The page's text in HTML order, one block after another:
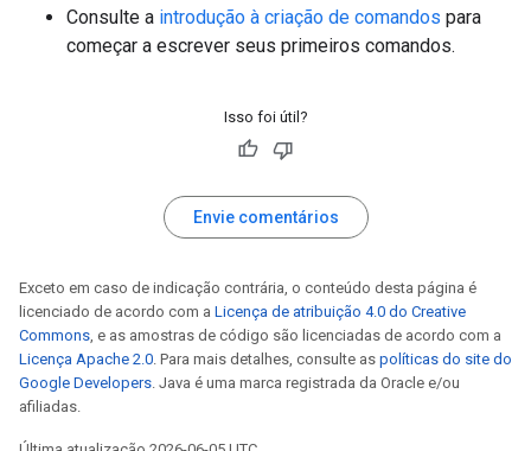
Consulte a introdução à criação de comandos para
começar a escrever seus primeiros comandos.
Isso foi útil?
Envie comentários
Exceto em caso de indicação contrária, o conteúdo desta página é
licenciado de acordo com a Licença de atribuição 4.0 do Creative
Commons, e as amostras de código são licenciadas de acordo com a
Licença Apache 2.0. Para mais detalhes, consulte as políticas do site do
Google Developers. Java é uma marca registrada da Oracle e/ou
afiliadas.